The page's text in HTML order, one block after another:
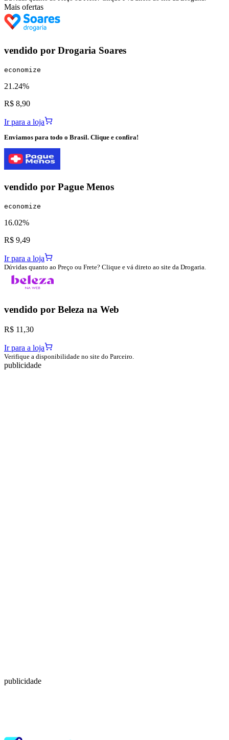
Mais ofertas
vendido por Drogaria Soares
economize
21.24%
R$ 8,90
Ir para a loja
Enviamos para todo o Brasil. Clique e confira!
vendido por Pague Menos
economize
16.02%
R$ 9,49
Ir para a loja
Dúvidas quanto ao Preço ou Frete? Clique e vá direto ao site da Drogaria.
vendido por Beleza na Web
R$ 11,30
Ir para a loja
Verifique a disponibilidade no site do Parceiro.
publicidade
publicidade